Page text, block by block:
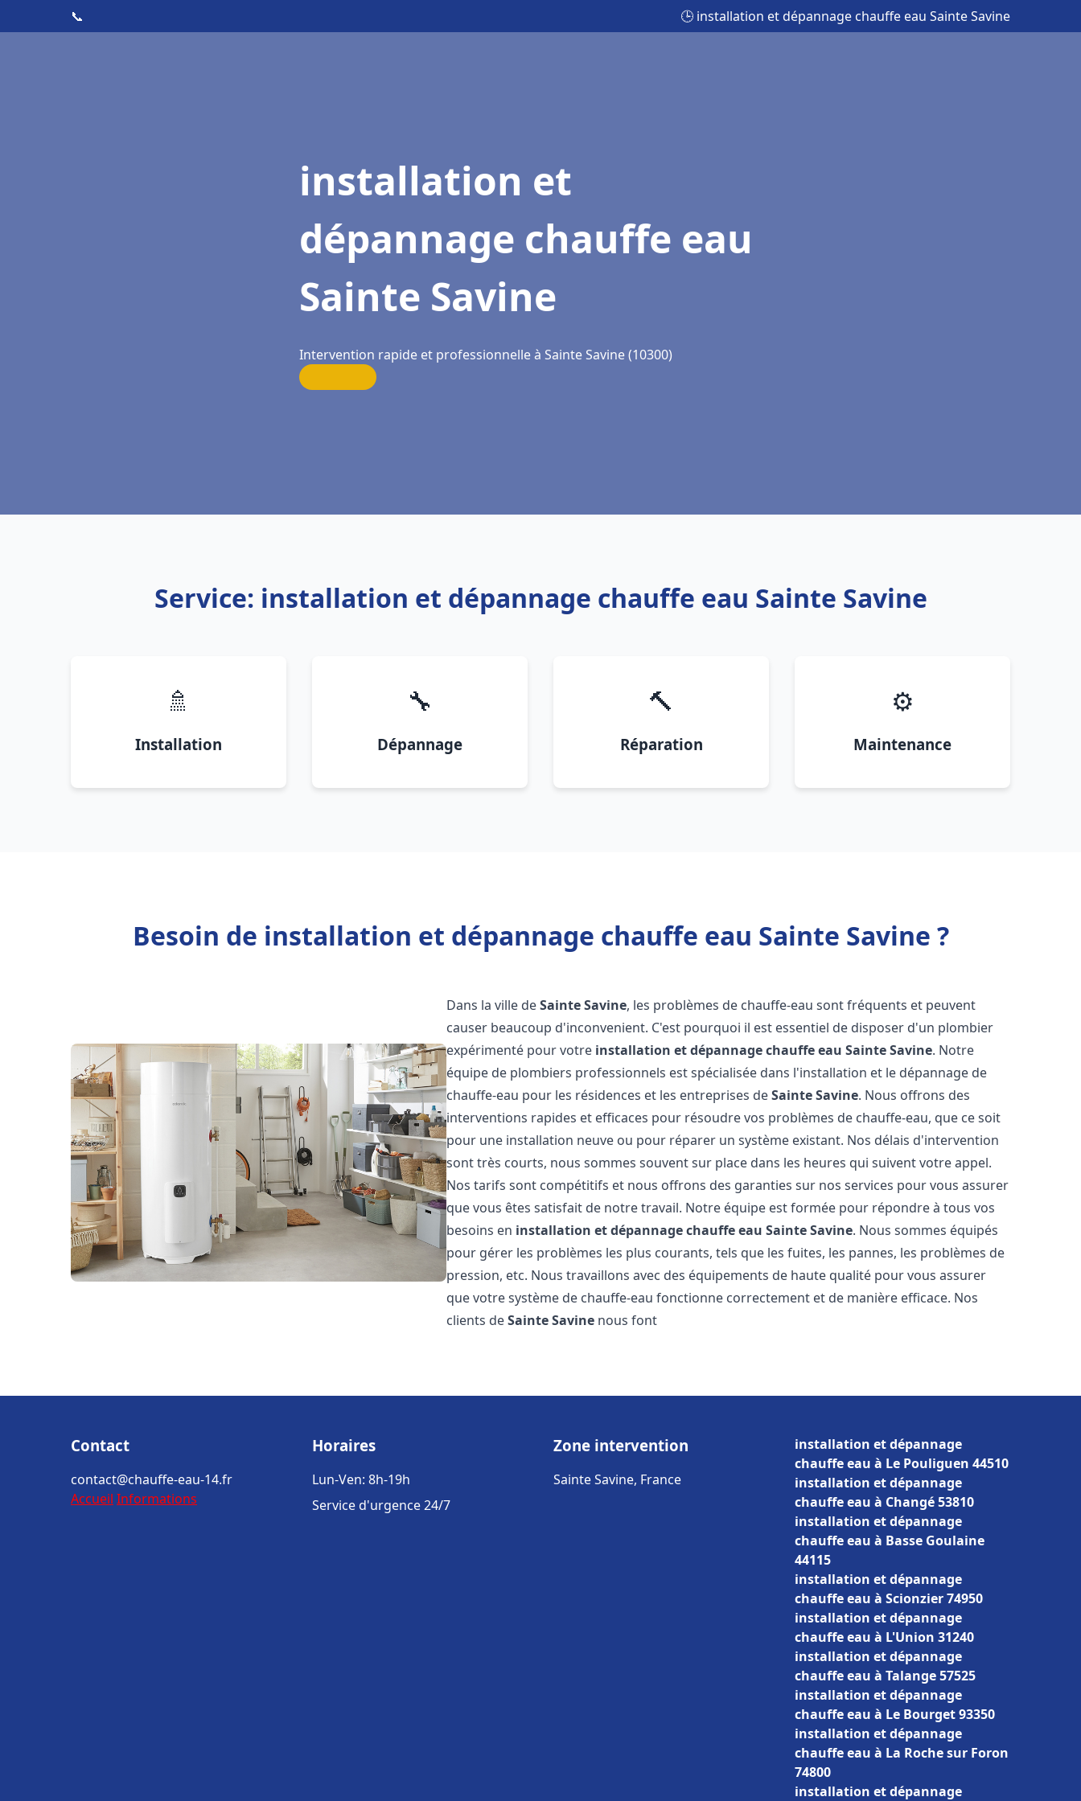
📞 🕒 installation et dépannage chauffe eau Sainte Savine
installation et
dépannage chauffe eau
Sainte Savine
Intervention rapide et professionnelle à Sainte Savine (10300)
Service: installation et dépannage chauffe eau Sainte Savine
🚿
Installation
🔧
Dépannage
🔨
Réparation
⚙️
Maintenance
Besoin de installation et dépannage chauffe eau Sainte Savine ?
Dans la ville deSainte Savine, les problèmes de chauffe-eau sont fréquents et peuvent
causer beaucoup d'inconvenient. C'est pourquoi il est essentiel de disposer d'un plombier
expérimenté pour votre installation et dépannage chauffe eau Sainte Savine. Notre
équipe de plombiers professionnels est spécialisée dans l'installation et le dépannage de
chauffe-eau pour les résidences et les entreprises deSainte Savine. Nous offrons des
interventions rapides et efficaces pour résoudre vos problèmes de chauffe-eau, que ce soit
pour une installation neuve ou pour réparer un système existant. Nos délais d'intervention
sont très courts, nous sommes souvent sur place dans les heures qui suivent votre appel.
Nos tarifs sont compétitifs et nous offrons des garanties sur nos services pour vous assurer
que vous êtes satisfait de notre travail. Notre équipe est formée pour répondre à tous vos
besoins en installation et dépannage chauffe eau Sainte Savine. Nous sommes équipés
pour gérer les problèmes les plus courants, tels que les fuites, les pannes, les problèmes de
pression, etc. Nous travaillons avec des équipements de haute qualité pour vous assurer
que votre système de chauffe-eau fonctionne correctement et de manière efficace. Nos
clients deSainte Savine nous font
Contact
contact@chauffe-eau-14.fr
Accueil Informations
Horaires
Lun-Ven: 8h-19h
Service d'urgence 24/7
Zone intervention
Sainte Savine, France
installation et dépannage
chauffe eau à Le Pouliguen 44510
installation et dépannage
chauffe eau à Changé 53810
installation et dépannage
chauffe eau à Basse Goulaine
44115
installation et dépannage
chauffe eau à Scionzier 74950
installation et dépannage
chauffe eau à L'Union 31240
installation et dépannage
chauffe eau à Talange 57525
installation et dépannage
chauffe eau à Le Bourget 93350
installation et dépannage
chauffe eau à La Roche sur Foron
74800
installation et dépannage